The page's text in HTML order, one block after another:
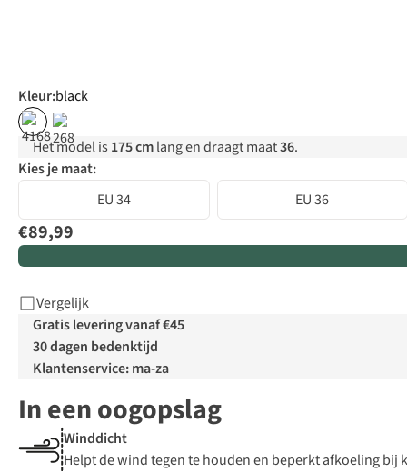
Kleur:black
Het model is 175 cmlang en draagt maat36.
Kies je maat:
EU 34
EU 36
€89,99
Vergelijk
Gratis levering vanaf €45
30 dagen bedenktijd
Klantenservice: ma-za
In een oogopslag
Winddicht
Helpt de wind tegen te houden en beperkt afkoeling